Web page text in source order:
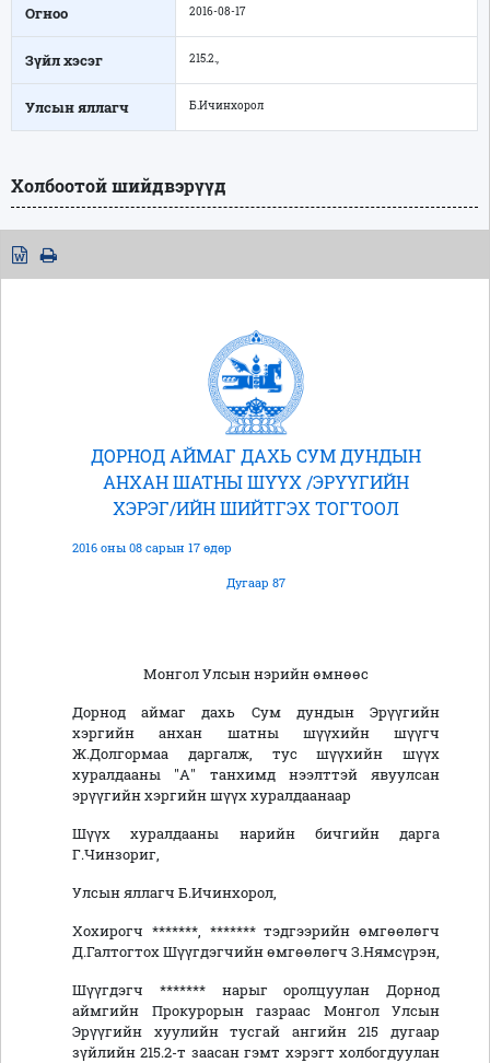
Огноо 2016-08-17
Зүйл хэсэг 215.2.,
Улсын яллагч Б.Ичинхорол
Холбоотой шийдвэрүүд
ДОРНОД АЙМАГ ДАХЬ СУМ ДУНДЫН
АНХАН ШАТНЫ ШҮҮХ /ЭРҮҮГИЙН
ХЭРЭГ/ИЙН ШИЙТГЭХ ТОГТООЛ
2016 оны 08 сарын 17 өдөр
Дугаар 87
Монгол Улсын нэрийн өмнөөс
Дорнод аймаг дахь Сум дундын Эрүүгийн
хэргийн анхан шатны шүүхийн шүүгч
Ж.Долгормаа даргалж, тус шүүхийн шүүх
хуралдааны "А" танхимд нээлттэй явуулсан
эрүүгийн хэргийн шүүх хуралдаанаар
Шүүх хуралдааны нарийн бичгийн дарга
Г.Чинзориг,
Улсын яллагч Б.Ичинхорол,
Хохирогч *******, ******* тэдгээрийн өмгөөлөгч
Д.Галтогтох Шүүгдэгчийн өмгөөлөгч З.Нямсүрэн,
Шүүгдэгч ******* нарыг оролцуулан Дорнод
аймгийн Прокурорын газраас Монгол Улсын
Эрүүгийн хуулийн тусгай ангийн 215 дугаар
зүйлийн 215.2-т заасан гэмт хэрэгт холбогдуулан